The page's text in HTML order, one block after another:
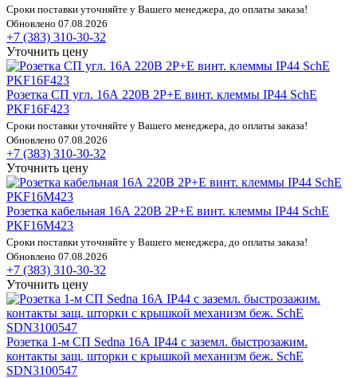
Сроки поставки уточняйте у Вашего менеджера, до оплаты заказа!
Обновлено 07.08.2026
+7 (383) 310-30-32
Уточнить цену
Розетка СП угл. 16А 220В 2P+E винт. клеммы IP44 SchE
PKF16F423
Сроки поставки уточняйте у Вашего менеджера, до оплаты заказа!
Обновлено 07.08.2026
+7 (383) 310-30-32
Уточнить цену
Розетка кабельная 16А 220В 2P+E винт. клеммы IP44 SchE
PKF16M423
Сроки поставки уточняйте у Вашего менеджера, до оплаты заказа!
Обновлено 07.08.2026
+7 (383) 310-30-32
Уточнить цену
Розетка 1-м СП Sedna 16А IP44 с заземл. быстрозажим.
контакты защ. шторки с крышкой механизм беж. SchE
SDN3100547